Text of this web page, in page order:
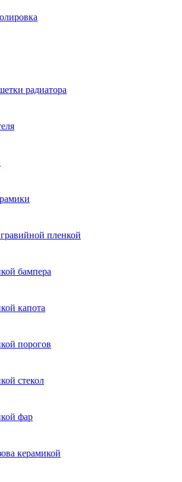
радиатора
пленкой
бампера
капота
порогов
стекол
фар
керамикой